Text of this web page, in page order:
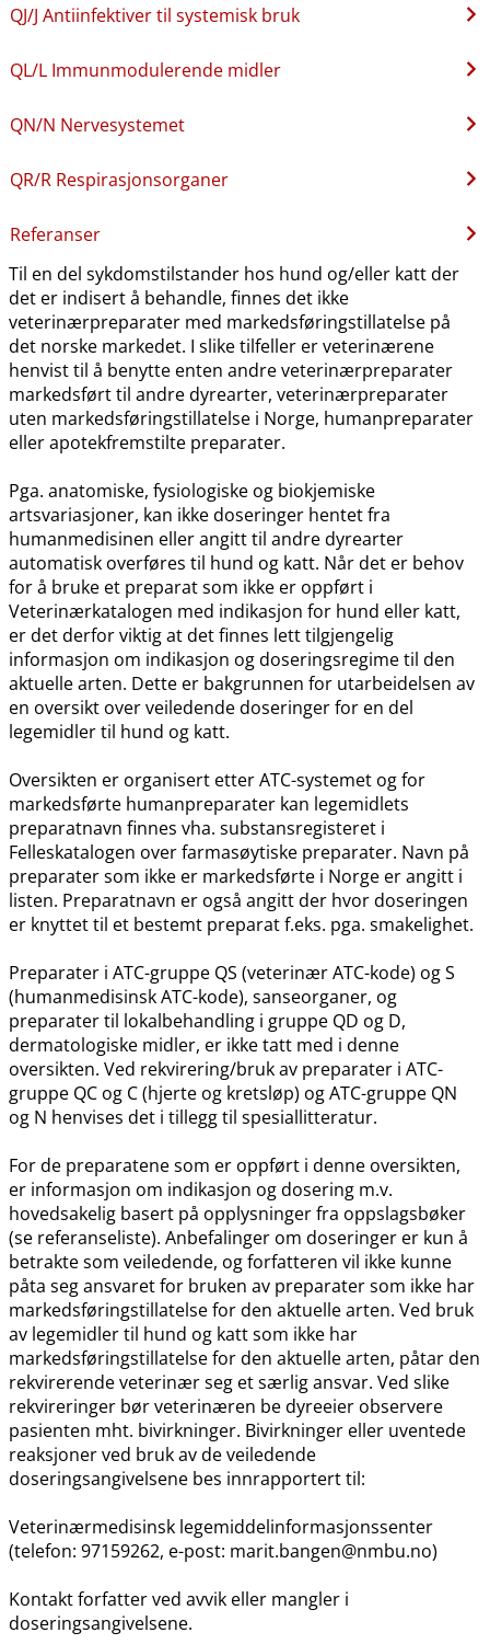
QJ​/​J Antiinfektiver til systemisk bruk
QL​/​L Immunmodulerende midler
QN​/​N Nervesystemet
QR​/​R Respirasjonsorganer
Referanser
Til en del sykdomstilstander hos hund og​/​eller katt der
det er indisert å behandle, finnes det ikke
veterinærpreparater med markedsføringstillatelse på
det norske markedet. I slike tilfeller er veterinærene
henvist til å benytte enten andre veterinærpreparater
markedsført til andre dyrearter, veterinærpreparater
uten markedsføringstillatelse i Norge, humanpreparater
eller apotekfremstilte preparater.
Pga. anatomiske, fysiologiske og biokjemiske
artsvariasjoner, kan ikke doseringer hentet fra
humanmedisinen eller angitt til andre dyrearter
automatisk overføres til hund og katt. Når det er behov
for å bruke et preparat som ikke er oppført i
Veterinærkatalogen med indikasjon for hund eller katt,
er det derfor viktig at det finnes lett tilgjengelig
informasjon om indikasjon og doseringsregime til den
aktuelle arten. Dette er bakgrunnen for utarbeidelsen av
en oversikt over veiledende doseringer for en del
legemidler til hund og katt.
Oversikten er organisert etter ATC-systemet og for
markedsførte humanpreparater kan legemidlets
preparatnavn finnes vha. substansregisteret i
Felleskatalogen over farmasøytiske preparater. Navn på
preparater som ikke er markedsførte i Norge er angitt i
listen. Preparatnavn er også angitt der hvor doseringen
er knyttet til et bestemt preparat f.eks. pga. smakelighet.
Preparater i ATC-gruppe QS (veterinær ATC-kode) og S
(humanmedisinsk ATC-kode), sanseorganer, og
preparater til lokalbehandling i gruppe QD og D,
dermatologiske midler, er ikke tatt med i denne
oversikten. Ved rekvirering​/​bruk av preparater i ATC-
gruppe QC og C (hjerte og kretsløp) og ATC-gruppe QN
og N henvises det i tillegg til spesiallitteratur.
For de preparatene som er oppført i denne oversikten,
er informasjon om indikasjon og dosering m.v.
hovedsakelig basert på opplysninger fra oppslagsbøker
(se referanseliste). Anbefalinger om doseringer er kun å
betrakte som veiledende, og forfatteren vil ikke kunne
påta seg ansvaret for bruken av preparater som ikke har
markedsføringstillatelse for den aktuelle arten. Ved bruk
av legemidler til hund og katt som ikke har
markedsføringstillatelse for den aktuelle arten, påtar den
rekvirerende veterinær seg et særlig ansvar. Ved slike
rekvireringer bør veterinæren be dyreeier observere
pasienten mht. bivirkninger. Bivirkninger eller uventede
reaksjoner ved bruk av de veiledende
doseringsangivelsene bes innrapportert til:
Veterinærmedisinsk legemiddelinformasjonssenter
(telefon: 97159262, e-post: marit.bangen@nmbu.no)
Kontakt forfatter ved avvik eller mangler i
doseringsangivelsene.